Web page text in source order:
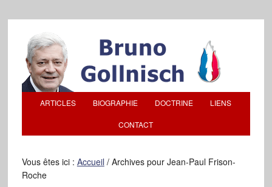
ARTICLES BIOGRAPHIE DOCTRINE LIENS
CONTACT
Vous êtes ici : Accueil /Archives pour Jean-Paul Frison-
Roche